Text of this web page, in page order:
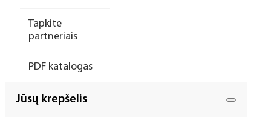
Tapkite
partneriais
PDF katalogas
Jūsų krepšelis